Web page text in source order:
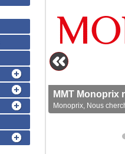
MMT Monoprix
Monoprix, Nous